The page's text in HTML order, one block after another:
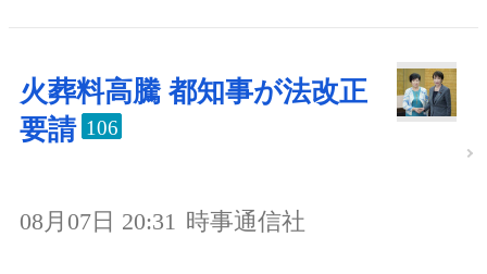
火葬料高騰 都知事が法改正
要請 106
08月07日 20:31 時事通信社